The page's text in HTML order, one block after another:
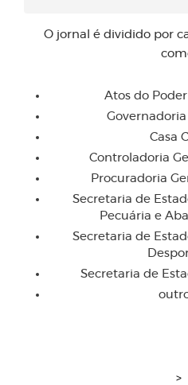
O jornal é dividido por
Atos do
Casa
Controladoria
Procuradoria
Secretaria de
Pecuária e
Secretaria de
Secretaria de
>